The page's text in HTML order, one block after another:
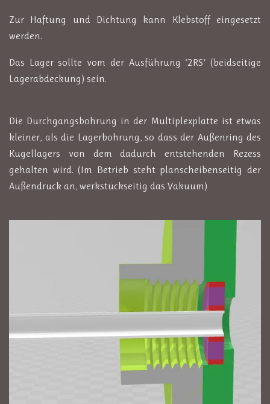
Zur Haftung und Dichtung kann Klebstoff eingesetzt
werden.
Das Lager sollte vom der Ausführung "2RS" (beidseitige
Lagerabdeckung) sein.
Die Durchgangsbohrung in der Multiplexplatte ist etwas
kleiner, als die Lagerbohrung, so dass der Außenring des
Kugellagers von dem dadurch entstehenden Rezess
gehalten wird. (Im Betrieb steht planscheibenseitig der
Außendruck an, werkstückseitig das Vakuum)